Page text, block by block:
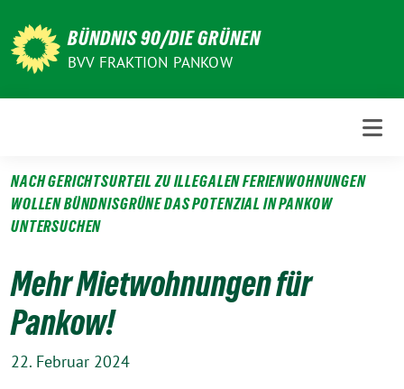
zum
Inhalt
BÜNDNIS 90/DIE GRÜNEN
BVV FRAKTION PANKOW
NACH GERICHTSURTEIL ZU ILLEGALEN FERIENWOHNUNGEN
WOLLEN BÜNDNISGRÜNE DAS POTENZIAL IN PANKOW
UNTERSUCHEN
Mehr Mietwohnungen für
Pankow!
22. Februar 2024